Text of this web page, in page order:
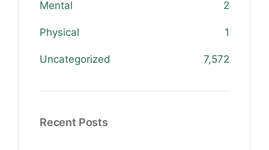
Mental 2
Physical 1
Uncategorized 7,572
Recent Posts